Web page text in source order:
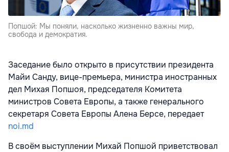
Попшой: Мы поняли, насколько жизненно важны мир,
свобода и демократия.
Заседание было открыто в присутствии президента
Майи Санду, вице-премьера, министра иностранных
дел Михая Попшоя, председателя Комитета
министров Совета Европы, а также генерального
секретаря Совета Европы Алена Берсе, передает
noi.md
В своём выступлении Михай Попшой приветствовал